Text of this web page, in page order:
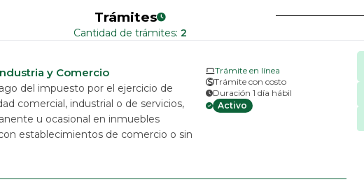
Trámites
Cantidad de trámites: 2
y Comercio
del impuesto por el ejercicio de
comercial, industrial o de servicios,
u ocasional en inmuebles
establecimientos de comercio o sin
Trámite en línea
Trámite con costo
Duración 1 día hábil
Activo